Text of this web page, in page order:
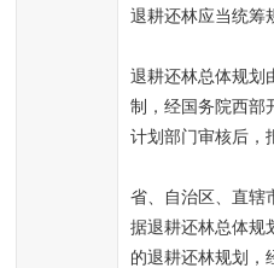
退耕还林应当统筹
退耕还林总体规划
制，经国务院西部
计划部门审核后，
省、自治区、直辖
据退耕还林总体规
的退耕还林规划，